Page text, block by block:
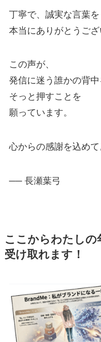
丁寧で、誠実な言葉を
本当にありがとうござ
この声が、
発信に迷う誰かの背中
そっと押すことを
願っています。
心からの感謝を込めて
── 長瀬葉弓
ここからわたしの
受け取れます！